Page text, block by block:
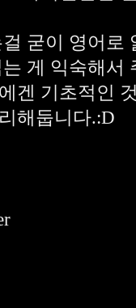
굳이 영어로
게 익숙해서
겐 기초적인
해둡니다.:D